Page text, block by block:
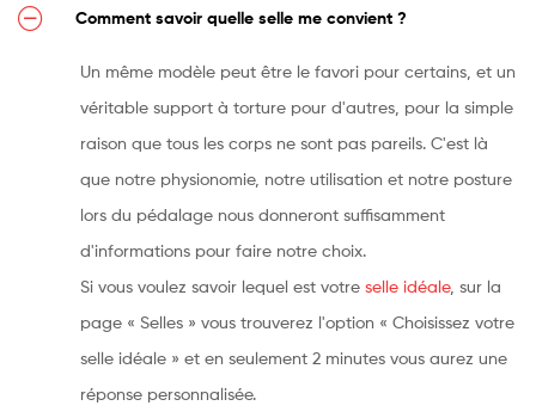
cada
necesidad
Comment savoir quelle selle me convient ?
Un même modèle peut être le favori pour certains, et un
véritable support à torture pour d'autres, pour la simple
raison que tous les corps ne sont pas pareils. C'est là
que notre physionomie, notre utilisation et notre posture
lors du pédalage nous donneront suffisamment
d'informations pour faire notre choix.
Si vous voulez savoir lequel est votre selle idéale, sur la
page « Selles » vous trouverez l'option « Choisissez votre
selle idéale » et en seulement 2 minutes vous aurez une
réponse personnalisée.